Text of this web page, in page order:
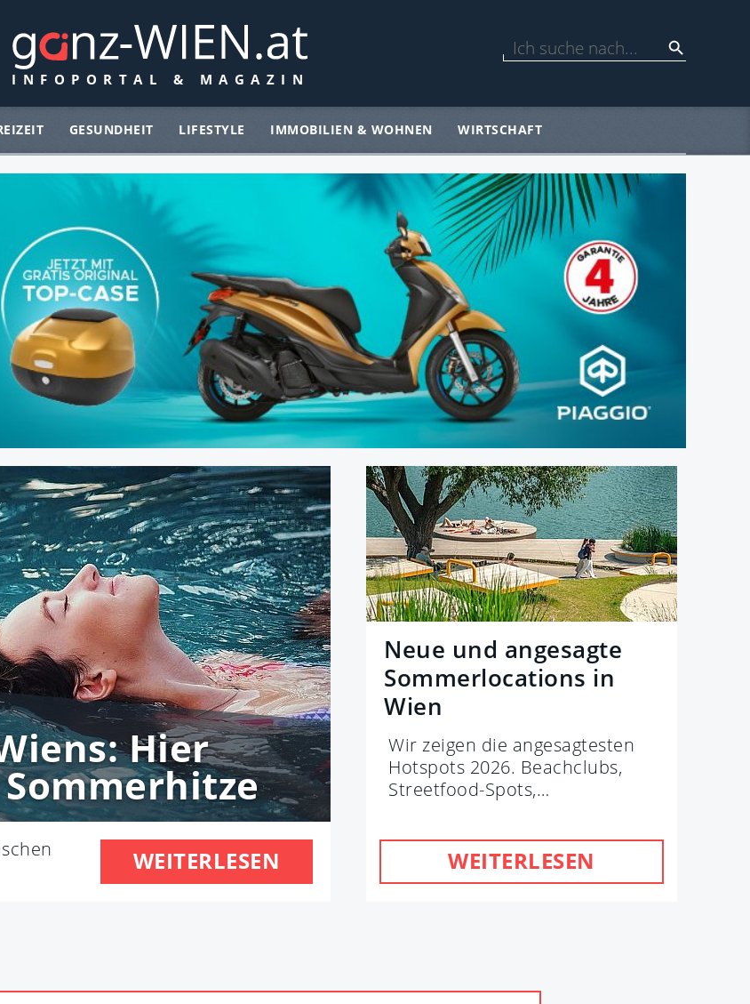
GESUNDHEIT LIFESTYLE IMMOBILIEN & WOHNEN WIRTSCHAFT
Hier
WEITERLESEN
Neue und angesagte
Sommerlocations in
Wien
Wir zeigen die angesagtesten
Hotspots 2026. Beachclubs,
Streetfood-Spots,…
WEITERLESEN